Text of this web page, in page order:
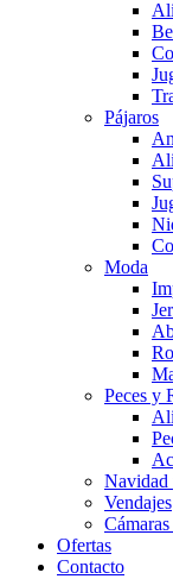
Pájaros
Moda
Peces y
Navidad
Vendajes
Ofertas
Contacto